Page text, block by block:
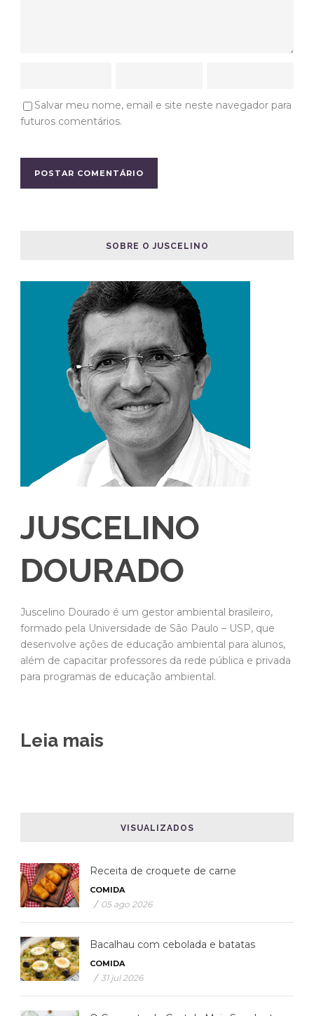
Salvar meu nome, email e site neste navegador para
futuros comentários.
SOBRE O JUSCELINO
JUSCELINO
DOURADO
Juscelino Dourado é um gestor ambiental brasileiro,
formado pela Universidade de São Paulo – USP, que
desenvolve ações de educação ambiental para alunos,
além de capacitar professores da rede pública e privada
para programas de educação ambiental.
Leia mais
VISUALIZADOS
Receita de croquete de carne
COMIDA
/ 05 ago 2026
Bacalhau com cebolada e batatas
COMIDA
/ 31 jul 2026